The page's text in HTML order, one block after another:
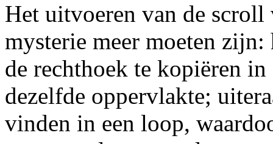
Het uitvoeren van de scroll
mysterie meer moeten
de rechthoek te kopiëren
dezelfde oppervlakte;
vinden in een loop,